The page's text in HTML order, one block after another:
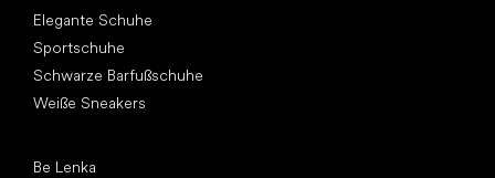
Elegante Schuhe
Sportschuhe
Schwarze Barfußschuhe
Weiße Sneakers
Be Lenka